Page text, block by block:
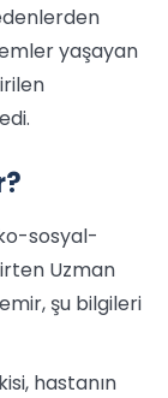
yaşayan
sosyal-
Uzman
şu bilgileri
hastanın